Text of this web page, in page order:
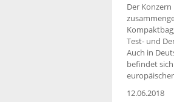
Der
Test- und
Auch in
befindet
12.06.2018